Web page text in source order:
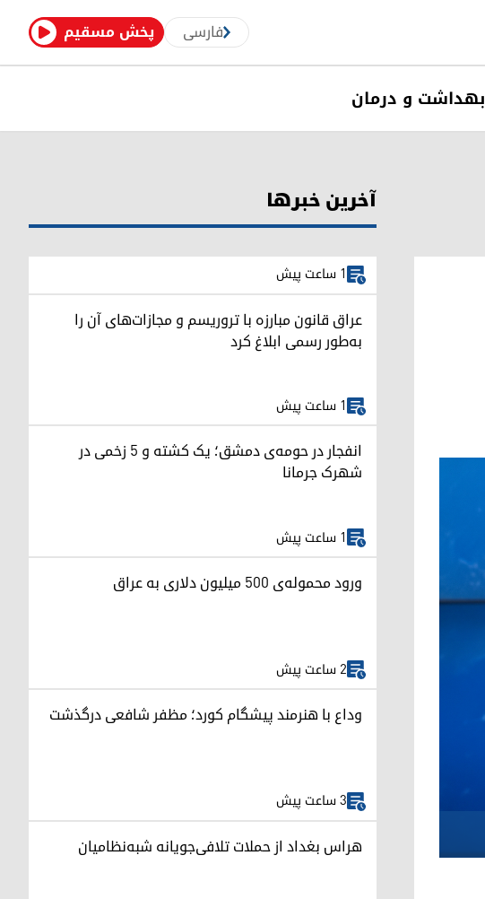
پخش مسقیم فارسی
بهداشت و درمان
آخرین خبرها
1 ساعت پیش
عراق قانون مبارزه با تروریسم و مجازات‌های آن را
به‌طور رسمی ابلاغ کرد
1 ساعت پیش
انفجار در حومه‌ی دمشق؛ یک کشته و ۵ زخمی در
شهرک جرمانا
1 ساعت پیش
ورود محموله‌ی ۵۰۰ میلیون دلاری به عراق
2 ساعت پیش
وداع با هنرمند پیشگام کورد؛ مظفر شافعی درگذشت
3 ساعت پیش
هراس بغداد از حملات تلافی‌جویانه شبه‌نظامیان